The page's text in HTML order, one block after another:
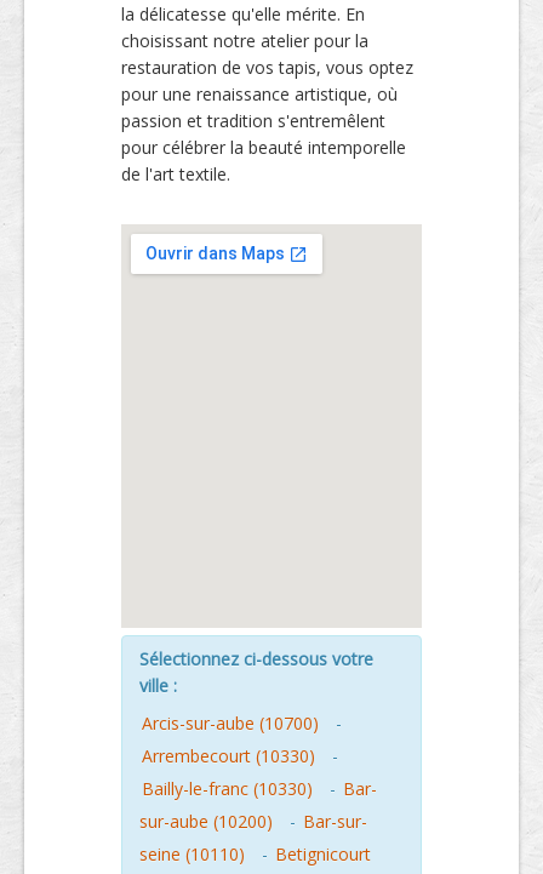
la délicatesse qu'elle mérite. En
choisissant notre atelier pour la
restauration de vos tapis, vous optez
pour une renaissance artistique, où
passion et tradition s'entremêlent
pour célébrer la beauté intemporelle
de l'art textile.
Sélectionnez ci-dessous votre
ville :
Arcis-sur-aube (10700)
-
Arrembecourt (10330)
-
Bailly-le-franc (10330)
- Bar-
sur-aube (10200)
- Bar-sur-
seine (10110)
- Betignicourt